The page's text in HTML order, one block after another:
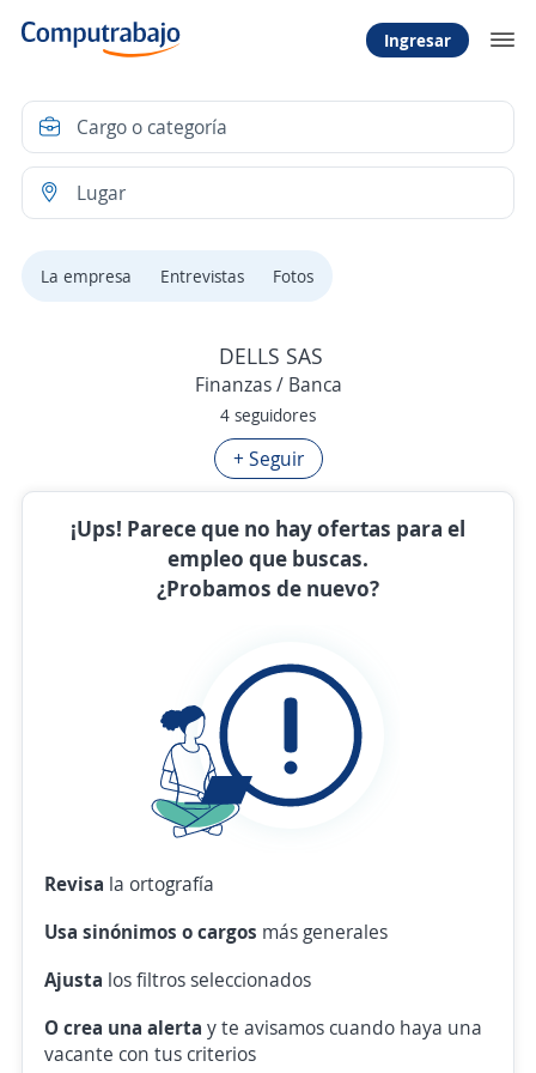
Ingresar
La empresa Entrevistas Fotos
DELLS SAS
Finanzas / Banca
4 seguidores
+ Seguir
¡Ups! Parece que no hay ofertas para el
empleo que buscas.
¿Probamos de nuevo?
Revisa la ortografía
Usa sinónimos o cargos más generales
Ajusta los filtros seleccionados
O crea una alerta y te avisamos cuando haya una
vacante con tus criterios